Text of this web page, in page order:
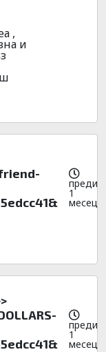
,
и
преди
1
месец
преди
1
месец